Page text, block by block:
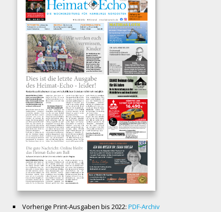
Vorherige Print-Ausgaben bis 2022: PDF-Archiv